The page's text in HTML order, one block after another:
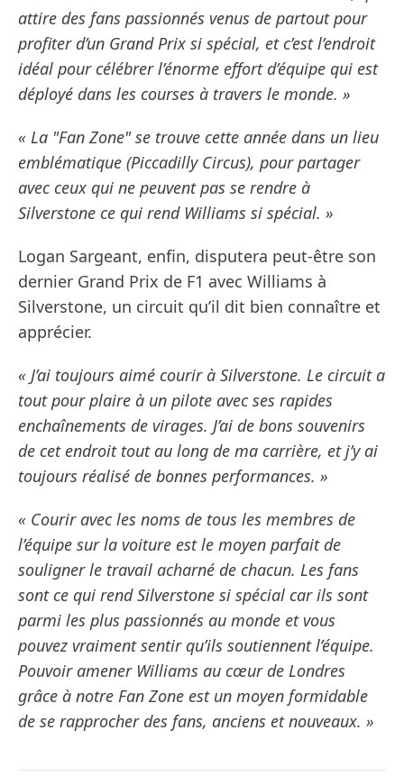
attire des fans passionnés venus de partout pour
profiter d’un Grand Prix si spécial, et c’est l’endroit
idéal pour célébrer l’énorme effort d’équipe qui est
déployé dans les courses à travers le monde. »
« La "Fan Zone" se trouve cette année dans un lieu
emblématique (Piccadilly Circus), pour partager
avec ceux qui ne peuvent pas se rendre à
Silverstone ce qui rend Williams si spécial. »
Logan Sargeant, enfin, disputera peut-être son
dernier Grand Prix de F1 avec Williams à
Silverstone, un circuit qu’il dit bien connaître et
apprécier.
« J’ai toujours aimé courir à Silverstone. Le circuit a
tout pour plaire à un pilote avec ses rapides
enchaînements de virages. J’ai de bons souvenirs
de cet endroit tout au long de ma carrière, et j’y ai
toujours réalisé de bonnes performances. »
« Courir avec les noms de tous les membres de
l’équipe sur la voiture est le moyen parfait de
souligner le travail acharné de chacun. Les fans
sont ce qui rend Silverstone si spécial car ils sont
parmi les plus passionnés au monde et vous
pouvez vraiment sentir qu’ils soutiennent l’équipe.
Pouvoir amener Williams au cœur de Londres
grâce à notre Fan Zone est un moyen formidable
de se rapprocher des fans, anciens et nouveaux. »